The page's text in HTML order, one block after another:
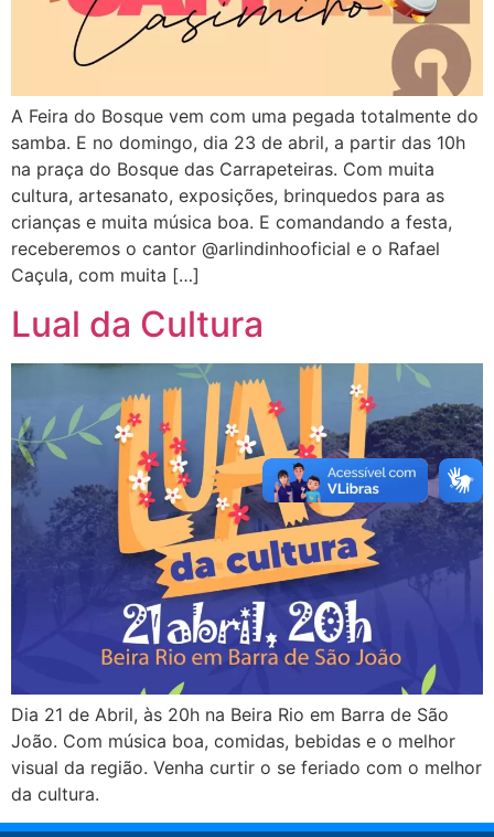
A Feira do Bosque vem com uma pegada totalmente do
samba. E no domingo, dia 23 de abril, a partir das 10h
na praça do Bosque das Carrapeteiras. Com muita
cultura, artesanato, exposições, brinquedos para as
crianças e muita música boa. E comandando a festa,
receberemos o cantor @arlindinhooficial e o Rafael
Caçula, com muita […]
Lual da Cultura
Dia 21 de Abril, às 20h na Beira Rio em Barra de São
João. Com música boa, comidas, bebidas e o melhor
visual da região. Venha curtir o se feriado com o melhor
da cultura.